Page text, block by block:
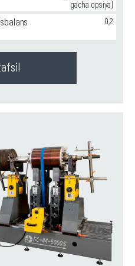
gacha opsiya)
0,2